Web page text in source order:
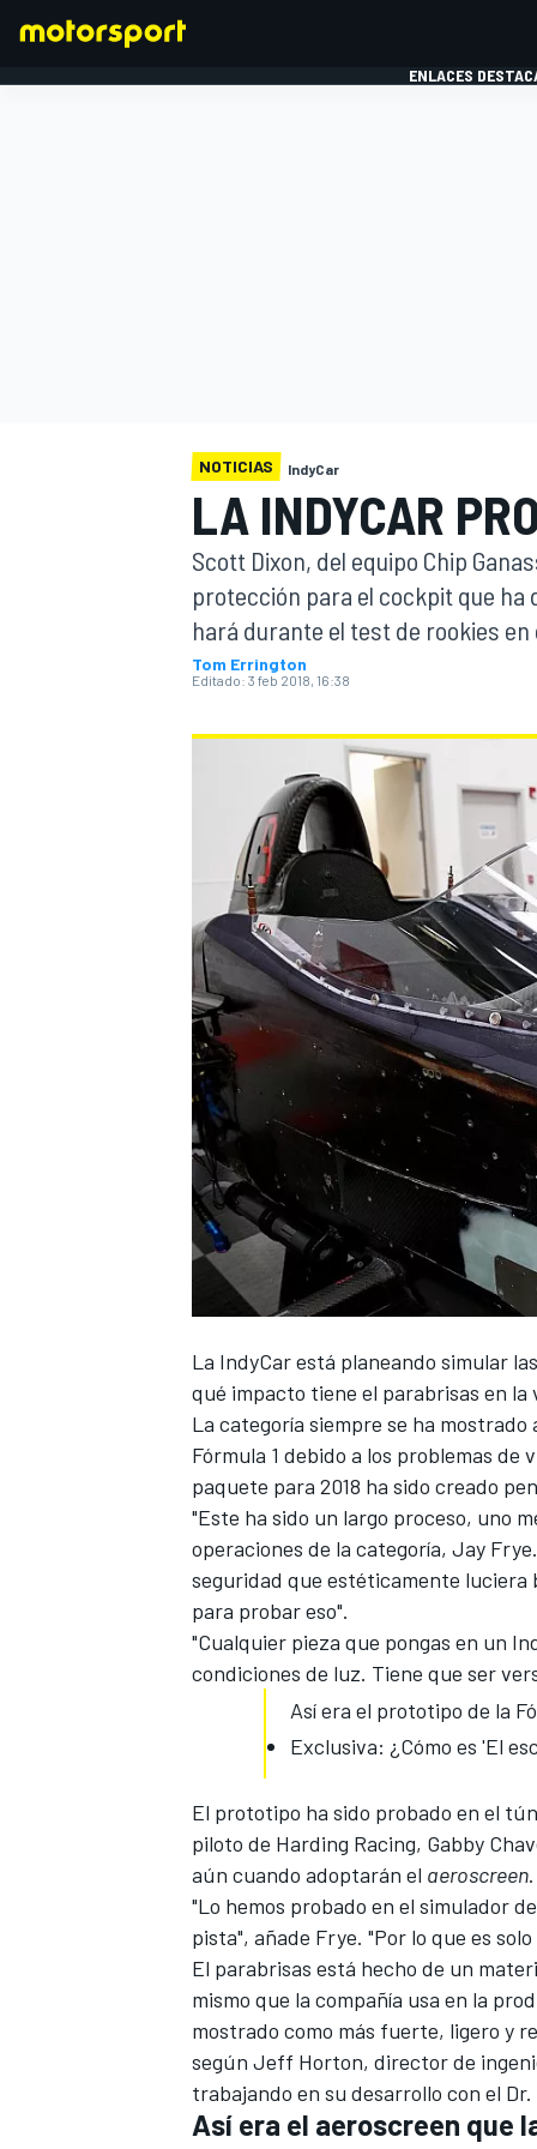
INDYCAR WRC
WEC FÓRMULA E
ENLACES
NOTICIAS IndyCar
LA INDYCAR
Scott Dixon, del equipo Chip
protección para el cockpit que ha
hará durante el test de rookies en
Tom Errington
Editado: 3 feb 2018, 16:38
La IndyCar está planeando simular
qué impacto tiene el parabrisas en la
La categoría siempre se ha
Fórmula 1 debido a los problemas
paquete para 2018 ha sido creado
"Este ha sido un largo proceso, uno
operaciones de la categoría, Jay
seguridad que estéticamente luciera
para probar eso".
"Cualquier pieza que pongas en un
condiciones de luz. Tiene que ser
Así era el prototipo de la
Exclusiva: ¿Cómo es 'El
El prototipo ha sido probado en el
piloto de Harding Racing, Gabby
aún cuando adoptarán el aeroscreen.
"Lo hemos probado en el simulador
pista", añade Frye. "Por lo que es solo
El parabrisas está hecho de un
mismo que la compañía usa en la
mostrado como más fuerte, ligero y
según Jeff Horton, director de
trabajando en su desarrollo con el
Así era el aeroscreen que